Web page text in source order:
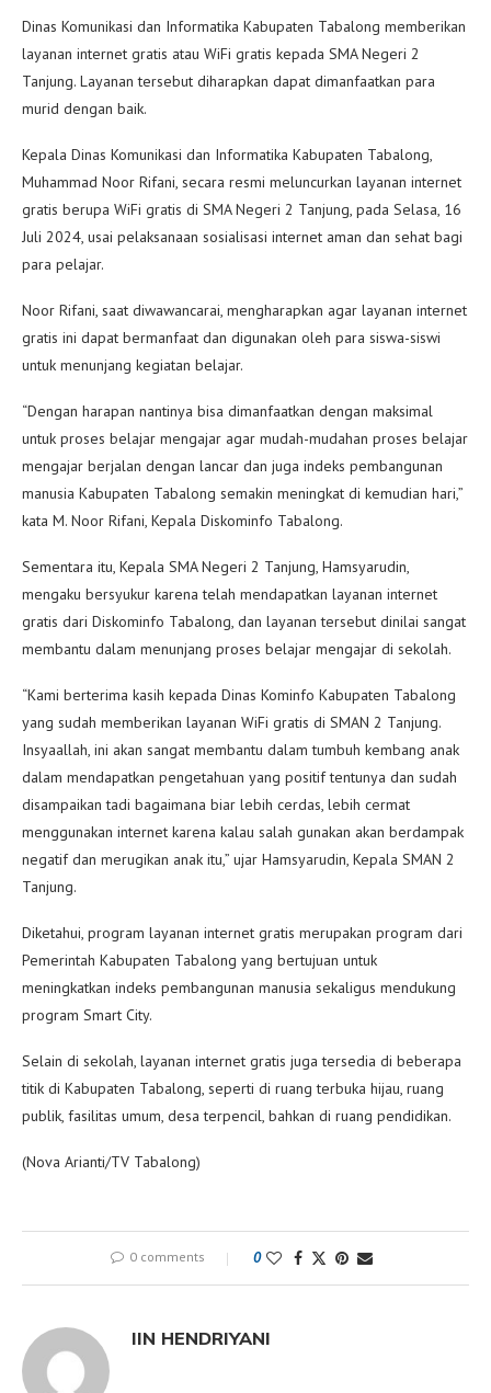
Dinas Komunikasi dan Informatika Kabupaten Tabalong memberikan
layanan internet gratis atau WiFi gratis kepada SMA Negeri 2
Tanjung. Layanan tersebut diharapkan dapat dimanfaatkan para
murid dengan baik.
Kepala Dinas Komunikasi dan Informatika Kabupaten Tabalong,
Muhammad Noor Rifani, secara resmi meluncurkan layanan internet
gratis berupa WiFi gratis di SMA Negeri 2 Tanjung, pada Selasa, 16
Juli 2024, usai pelaksanaan sosialisasi internet aman dan sehat bagi
para pelajar.
Noor Rifani, saat diwawancarai, mengharapkan agar layanan internet
gratis ini dapat bermanfaat dan digunakan oleh para siswa-siswi
untuk menunjang kegiatan belajar.
“Dengan harapan nantinya bisa dimanfaatkan dengan maksimal
untuk proses belajar mengajar agar mudah-mudahan proses belajar
mengajar berjalan dengan lancar dan juga indeks pembangunan
manusia Kabupaten Tabalong semakin meningkat di kemudian hari,”
kata M. Noor Rifani, Kepala Diskominfo Tabalong.
Sementara itu, Kepala SMA Negeri 2 Tanjung, Hamsyarudin,
mengaku bersyukur karena telah mendapatkan layanan internet
gratis dari Diskominfo Tabalong, dan layanan tersebut dinilai sangat
membantu dalam menunjang proses belajar mengajar di sekolah.
“Kami berterima kasih kepada Dinas Kominfo Kabupaten Tabalong
yang sudah memberikan layanan WiFi gratis di SMAN 2 Tanjung.
Insyaallah, ini akan sangat membantu dalam tumbuh kembang anak
dalam mendapatkan pengetahuan yang positif tentunya dan sudah
disampaikan tadi bagaimana biar lebih cerdas, lebih cermat
menggunakan internet karena kalau salah gunakan akan berdampak
negatif dan merugikan anak itu,” ujar Hamsyarudin, Kepala SMAN 2
Tanjung.
Diketahui, program layanan internet gratis merupakan program dari
Pemerintah Kabupaten Tabalong yang bertujuan untuk
meningkatkan indeks pembangunan manusia sekaligus mendukung
program Smart City.
Selain di sekolah, layanan internet gratis juga tersedia di beberapa
titik di Kabupaten Tabalong, seperti di ruang terbuka hijau, ruang
publik, fasilitas umum, desa terpencil, bahkan di ruang pendidikan.
(Nova Arianti/TV Tabalong)
0 comments 0
IIN HENDRIYANI